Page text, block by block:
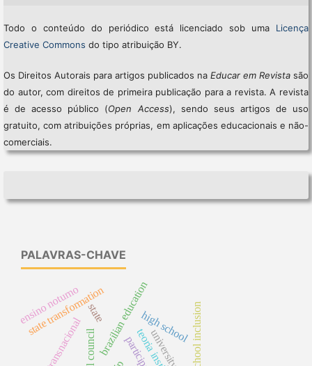
Todo o conteúdo do periódico está licenciado sob uma Licença
Creative Commons do tipo atribuição BY.
Os Direitos Autorais para artigos publicados naEducar em Revista são
do autor, com direitos de primeira publicação para a revista. A revista
é de acesso público (Open Access), sendo seus artigos de uso
gratuito, com atribuições próprias, em aplicações educacionais e não-
comerciais.
PALAVRAS-CHAVE
brazilian education
state transformation
university
ensino noturno
high schoolschool inclusion
state